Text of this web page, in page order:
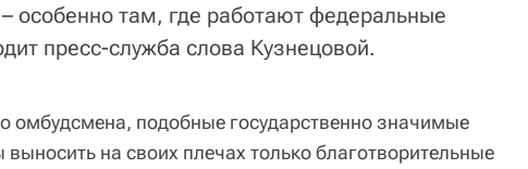
особенно там, где работают федеральные
пресс-служба слова Кузнецовой.
омбудсмена, подобные государственно значимые
на своих плечах только благотворительные